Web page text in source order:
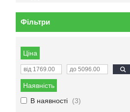
Фільтри
Ціна
Наявність
В наявності
3